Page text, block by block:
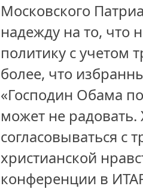
Московского
надежду на то, что
политику с учетом
более, что
«Господин Обама
может не радовать.
согласовываться
христианской
конференции в